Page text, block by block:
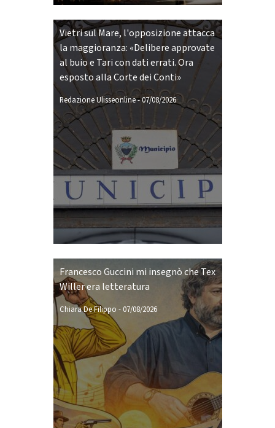
Vietri sul Mare, l'opposizione attacca
la maggioranza: «Delibere approvate
al buio e Tari con dati errati. Ora
esposto alla Corte dei Conti»
Redazione Ulisseonline-07/08/2026
Francesco Guccini mi insegnò che Tex
Willer era letteratura
Chiara De Filippo -07/08/2026